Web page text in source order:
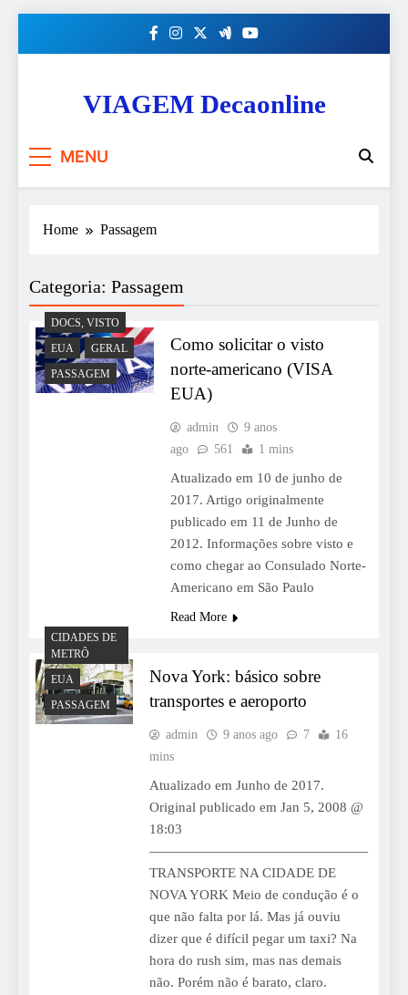
VIAGEM Decaonline
MENU
Home Passagem
Categoria: Passagem
DOCS, VISTO
EUA
GERAL
PASSAGEM
Como solicitar o visto
norte-americano (VISA
EUA)
admin
9 anos
ago
561 1 mins
Atualizado em 10 de junho de
2017. Artigo originalmente
publicado em 11 de Junho de
2012. Informações sobre visto e
como chegar ao Consulado Norte-
Americano em São Paulo
Read More
CIDADES DE
METRÔ
EUA
PASSAGEM
Nova York: básico sobre
transportes e aeroporto
admin 9 anos ago 7
16
mins
Atualizado em Junho de 2017.
Original publicado em Jan 5, 2008 @
18:03
————————————————
TRANSPORTE NA CIDADE DE
NOVA YORK Meio de condução é o
que não falta por lá. Mas já ouviu
dizer que é difícil pegar um taxi? Na
hora do rush sim, mas nas demais
não. Porém não é barato, claro.